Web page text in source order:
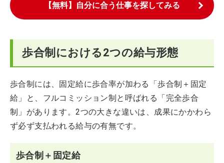
【無料】自分に合う仕事を探してみる
歩合制における2つの給与形態
歩合制には、固定給に歩合率が加わる「歩合制＋固定
給」と、フルコミッション制と呼ばれる「完全歩合
制」があります。2つの大きな違いは、成果にかかわら
ず必ず支払われる給与の有無です。
歩合制＋固定給